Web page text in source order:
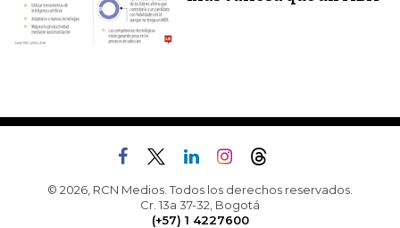
© 2026, RCN Medios. Todos los derechos reservados.
Cr. 13a 37-32, Bogotá
(+57) 1 4227600